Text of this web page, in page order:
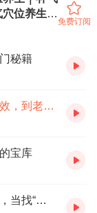
位养生法
免费订阅
秘籍
445十二|穴位养生篇|玉枕：生发固发有奇效，到老也能一头乌发
宝库
447十二|穴位养生篇|听宫：老来耳聋耳鸣，当找“多闻”来帮忙